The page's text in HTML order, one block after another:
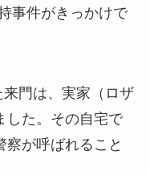
事件がきっかけで
門は、実家（ロザ
した。その自宅で
察が呼ばれること